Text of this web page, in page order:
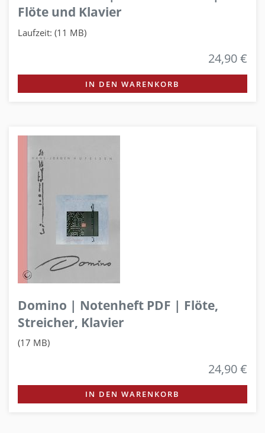
Flöte und Klavier
Laufzeit: (11 MB)
24,90 €
IN DEN WARENKORB
Domino | Notenheft PDF | Flöte,
Streicher, Klavier
(17 MB)
24,90 €
IN DEN WARENKORB